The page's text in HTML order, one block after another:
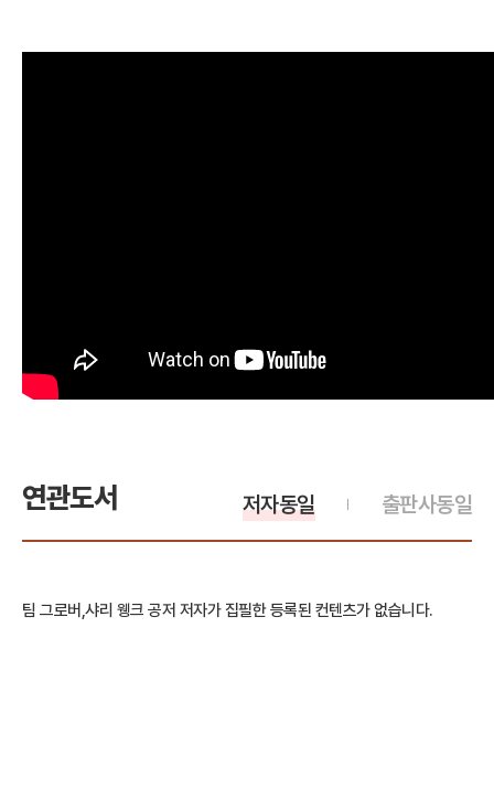
연관도서 출판사동일
저자동일
팀 그로버,샤리 웽크 공저 저자가 집필한 등록된 컨텐츠가 없습니다.